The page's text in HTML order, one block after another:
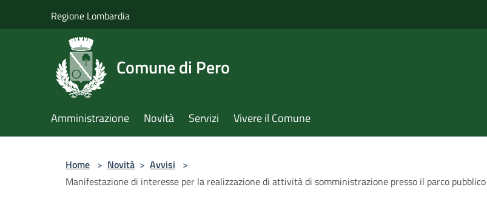
Regione Lombardia
Comune di Pero
Amministrazione Novità Servizi Vivere il Comune
Home > Novità > Avvisi >
Manifestazione di interesse per la realizzazione di attività di somministrazione presso il parco pubblico